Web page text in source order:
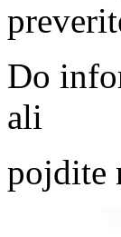
Do
ali
pojdite